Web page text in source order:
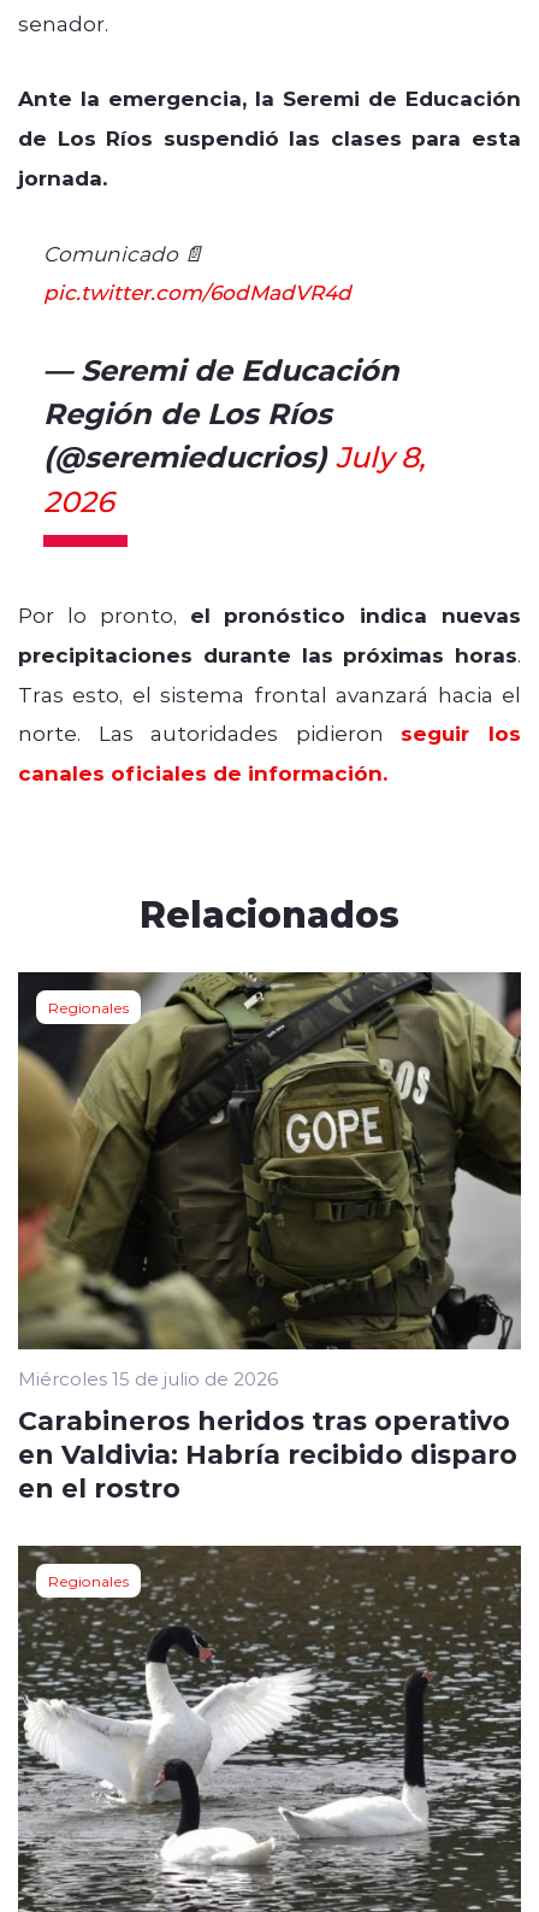
senador.
Ante la emergencia, la Seremi de Educación
de Los Ríos suspendió las clases para esta
jornada.
Comunicado 📄
pic.twitter.com/6odMadVR4d
— Seremi de Educación
Región de Los Ríos
(@seremieducrios)July 8,
2026
Por lo pronto, el pronóstico indica nuevas
precipitaciones durante las próximas horas.
Tras esto, el sistema frontal avanzará hacia el
norte. Las autoridades pidieron seguir los
canales oficiales de información.
Relacionados
Regionales
Miércoles 15 de julio de 2026
Carabineros heridos tras operativo
en Valdivia: Habría recibido disparo
en el rostro
Regionales